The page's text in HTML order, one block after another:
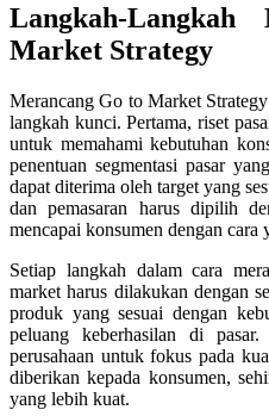
Langkah-
Market Strategy
Merancang Go to Market
langkah kunci. Pertama, riset
untuk memahami kebutuhan
penentuan segmentasi pasar
dapat diterima oleh target yang
dan pemasaran harus dipilih
mencapai konsumen dengan cara
Setiap langkah dalam cara
market harus dilakukan dengan
produk yang sesuai dengan
peluang keberhasilan di
perusahaan untuk fokus pada
diberikan kepada konsumen,
yang lebih kuat.